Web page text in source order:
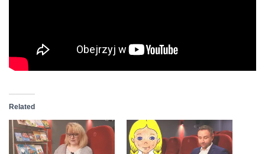
Related